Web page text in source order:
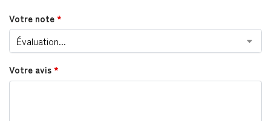
Votre note*
Votre avis*